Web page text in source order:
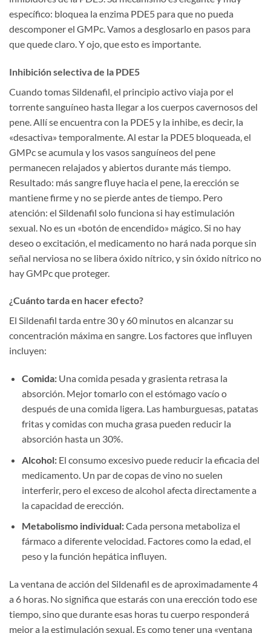
específico: bloquea la enzima PDE5 para que no pueda
descomponer el GMPc. Vamos a desglosarlo en pasos para
que quede claro. Y ojo, que esto es importante.
Inhibición selectiva de la PDE5
Cuando tomas Sildenafil, el principio activo viaja por el
torrente sanguíneo hasta llegar a los cuerpos cavernosos del
pene. Allí se encuentra con la PDE5 y la inhibe, es decir, la
«desactiva» temporalmente. Al estar la PDE5 bloqueada, el
GMPc se acumula y los vasos sanguíneos del pene
permanecen relajados y abiertos durante más tiempo.
Resultado: más sangre fluye hacia el pene, la erección se
mantiene firme y no se pierde antes de tiempo. Pero
atención: el Sildenafil solo funciona si hay estimulación
sexual. No es un «botón de encendido» mágico. Si no hay
deseo o excitación, el medicamento no hará nada porque sin
señal nerviosa no se libera óxido nítrico, y sin óxido nítrico no
hay GMPc que proteger.
¿Cuánto tarda en hacer efecto?
El Sildenafil tarda entre 30 y 60 minutos en alcanzar su
concentración máxima en sangre. Los factores que influyen
incluyen:
Comida:Una comida pesada y grasienta retrasa la
absorción. Mejor tomarlo con el estómago vacío o
después de una comida ligera. Las hamburguesas, patatas
fritas y comidas con mucha grasa pueden reducir la
absorción hasta un 30%.
Alcohol:El consumo excesivo puede reducir la eficacia del
medicamento. Un par de copas de vino no suelen
interferir, pero el exceso de alcohol afecta directamente a
la capacidad de erección.
Metabolismo individual:Cada persona metaboliza el
fármaco a diferente velocidad. Factores como la edad, el
peso y la función hepática influyen.
La ventana de acción del Sildenafil es de aproximadamente 4
a 6 horas. No significa que estarás con una erección todo ese
tiempo, sino que durante esas horas tu cuerpo responderá
mejor a la estimulación sexual. Es como tener una «ventana